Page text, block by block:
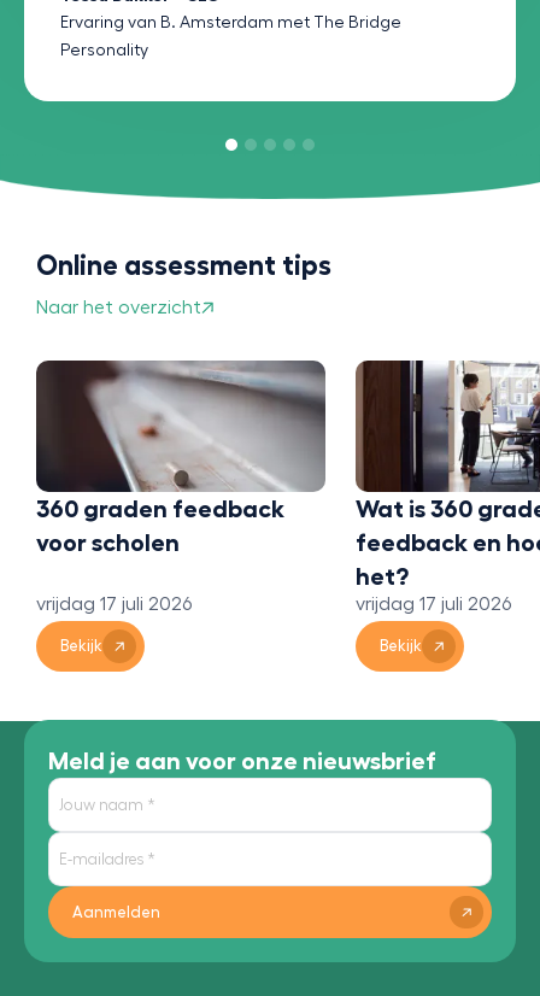
Ervaring van B. Amsterdam met The Bridge
Personality
Online assessment tips
Naar het overzicht
Wat is 360 graden
feedback en hoe werkt
vrijdag 17 juli 2026
Bekijk
Studie of
Doe een
test voor
maandag 13 juli 2026
Bekijk
Meld je aan voor onze nieuwsbrief
Aanmelden